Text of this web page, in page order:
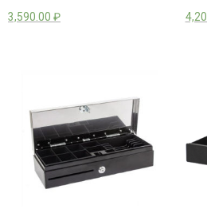
3,590.00 ₽